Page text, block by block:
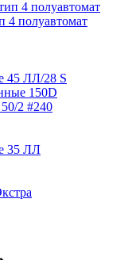
4 полуавтомат
полуавтомат
45 ЛЛ/28 S
150D
2 #240
35 ЛЛ